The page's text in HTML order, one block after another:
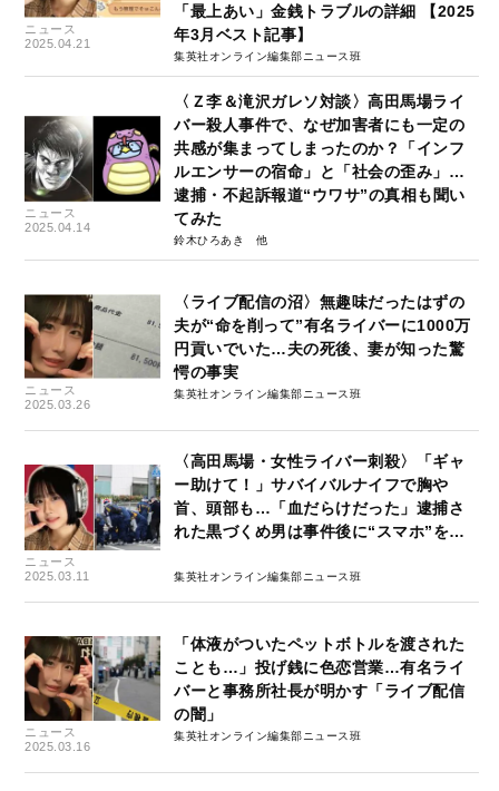
ニュース
2025.04.21
「最上あい」金銭トラブルの詳細 【2025
年3月ベスト記事】
集英社オンライン編集部ニュース班
ニュース
2025.04.14
〈Ｚ李＆滝沢ガレソ対談〉高田馬場ライ
バー殺人事件で、なぜ加害者にも一定の
共感が集まってしまったのか？「インフ
ルエンサーの宿命」と「社会の歪み」…
逮捕・不起訴報道“ウワサ”の真相も聞い
てみた
鈴木ひろあき
ニュース
2025.03.26
〈ライブ配信の沼〉無趣味だったはずの
夫が“命を削って”有名ライバーに1000万
円貢いでいた…夫の死後、妻が知った驚
愕の事実
集英社オンライン編集部ニュース班
ニュース
2025.03.11
〈高田馬場・女性ライバー刺殺〉「ギャ
ー助けて！」サバイバルナイフで胸や
首、頭部も…「血だらけだった」逮捕さ
れた黒づくめ男は事件後に“スマホ”を…
集英社オンライン編集部ニュース班
ニュース
2025.03.16
「体液がついたペットボトルを渡された
ことも…」投げ銭に色恋営業…有名ライ
バーと事務所社長が明かす「ライブ配信
の闇」
集英社オンライン編集部ニュース班